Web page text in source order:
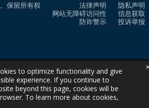
保留所有权
法律声明
隐私声明
网站无障碍访问性
信息获取
防诈警示
投诉举报
to optimize functionality and give
experience. If you continue to
beyond this page, cookies will be
To learn more about cookies,